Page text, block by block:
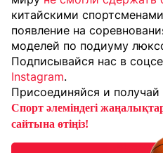
китайскими
появление на
моделей по подиуму
Подписывайся нас в
Instagram.
Присоединяйся и
Спорт әлеміндегі
сайтына өтіңіз!